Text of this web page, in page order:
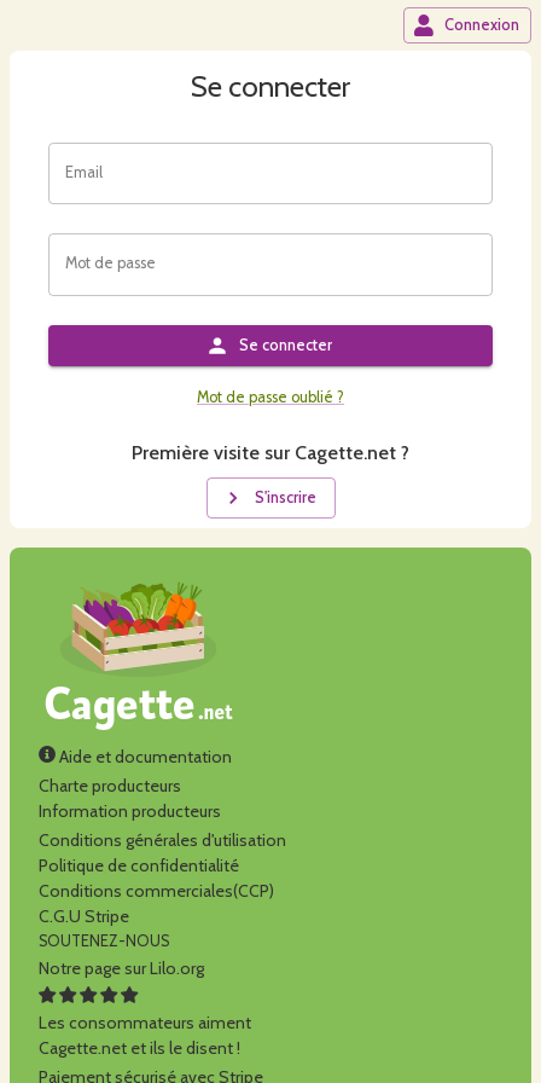
Connexion
Se connecter
Email
Mot de passe
Se connecter
Mot de passe oublié ?
Première visite sur Cagette.net ?
S'inscrire
Aide et documentation
Charte producteurs
Information producteurs
Conditions générales d'utilisation
Politique de confidentialité
Conditions commerciales(CCP)
C.G.U Stripe
SOUTENEZ-NOUS
Notre page sur Lilo.org
Les consommateurs aiment
Cagette.net et ils le disent !
Paiement sécurisé avec Stripe